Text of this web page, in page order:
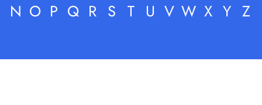
N O P Q R S T U V W X Y Z